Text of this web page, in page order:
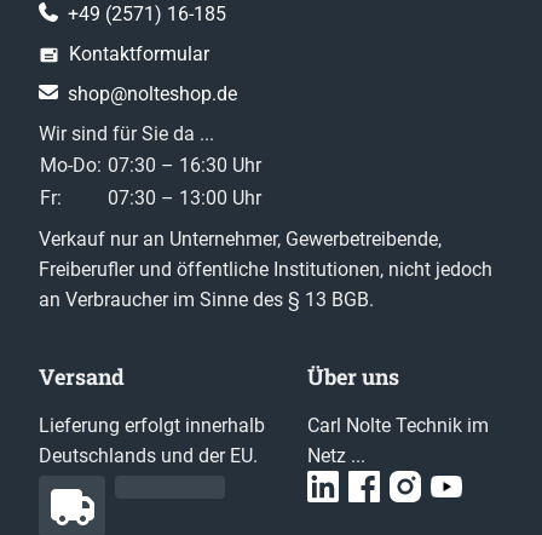
+49 (2571) 16-185
Kontaktformular
shop@nolteshop.de
Wir sind für Sie da ...
Mo-Do: 07:30 – 16:30 Uhr
Fr:
07:30 – 13:00 Uhr
Verkauf nur an Unternehmer, Gewerbetreibende,
Freiberufler und öffentliche Institutionen, nicht jedoch
an Verbraucher im Sinne des § 13 BGB.
Versand
Lieferung erfolgt innerhalb
Deutschlands und der EU.
Über uns
Carl Nolte Technik im
Netz ...